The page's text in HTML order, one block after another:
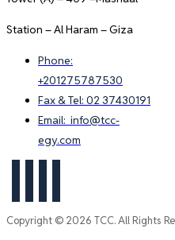
Station – Al Haram – Giza
Phone:
+201275787530
Fax & Tel: 02 37430191
Email: info@tcc-
egy.com
Copyright © 2026 TCC. All Rights